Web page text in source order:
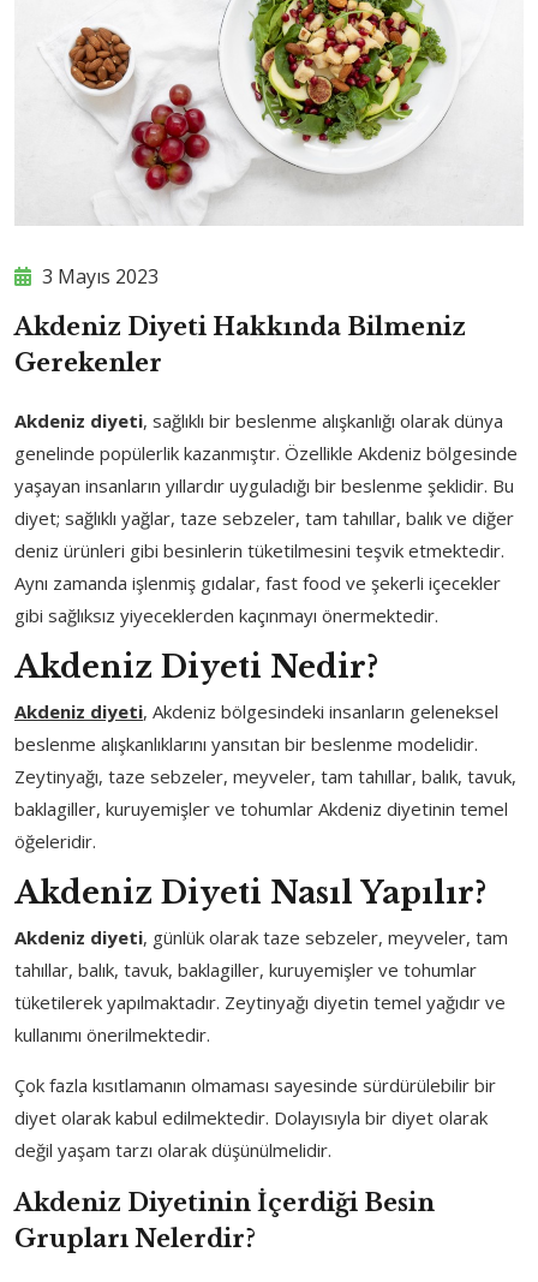
3 Mayıs 2023
Akdeniz Diyeti Hakkında Bilmeniz
Gerekenler
Akdeniz diyeti, sağlıklı bir beslenme alışkanlığı olarak dünya
genelinde popülerlik kazanmıştır. Özellikle Akdeniz bölgesinde
yaşayan insanların yıllardır uyguladığı bir beslenme şeklidir. Bu
diyet; sağlıklı yağlar, taze sebzeler, tam tahıllar, balık ve diğer
deniz ürünleri gibi besinlerin tüketilmesini teşvik etmektedir.
Aynı zamanda işlenmiş gıdalar, fast food ve şekerli içecekler
gibi sağlıksız yiyeceklerden kaçınmayı önermektedir.
Akdeniz Diyeti Nedir?
Akdeniz diyeti, Akdeniz bölgesindeki insanların geleneksel
beslenme alışkanlıklarını yansıtan bir beslenme modelidir.
Zeytinyağı, taze sebzeler, meyveler, tam tahıllar, balık, tavuk,
baklagiller, kuruyemişler ve tohumlar Akdeniz diyetinin temel
öğeleridir.
Akdeniz Diyeti Nasıl Yapılır?
Akdeniz diyeti, günlük olarak taze sebzeler, meyveler, tam
tahıllar, balık, tavuk, baklagiller, kuruyemişler ve tohumlar
tüketilerek yapılmaktadır. Zeytinyağı diyetin temel yağıdır ve
kullanımı önerilmektedir.
Çok fazla kısıtlamanın olmaması sayesinde sürdürülebilir bir
diyet olarak kabul edilmektedir. Dolayısıyla bir diyet olarak
değil yaşam tarzı olarak düşünülmelidir.
Akdeniz Diyetinin İçerdiği Besin
Grupları Nelerdir?